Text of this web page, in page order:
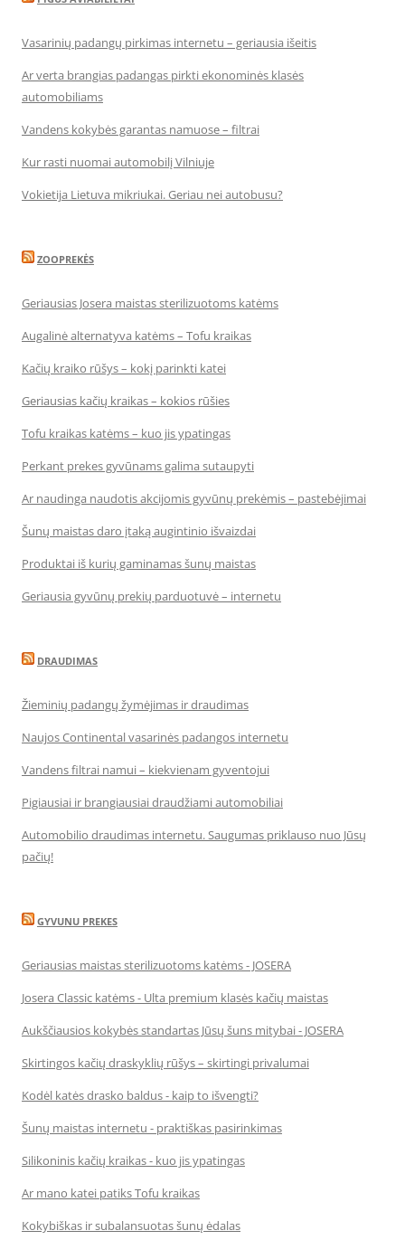
Vasarinių padangų pirkimas internetu – geriausia išeitis
Ar verta brangias padangas pirkti ekonominės klasės
automobiliams
Vandens kokybės garantas namuose – filtrai
Kur rasti nuomai automobilį Vilniuje
Vokietija Lietuva mikriukai. Geriau nei autobusu?
ZOOPREKĖS
Geriausias Josera maistas sterilizuotoms katėms
Augalinė alternatyva katėms – Tofu kraikas
Kačių kraiko rūšys – kokį parinkti katei
Geriausias kačių kraikas – kokios rūšies
Tofu kraikas katėms – kuo jis ypatingas
Perkant prekes gyvūnams galima sutaupyti
Ar naudinga naudotis akcijomis gyvūnų prekėmis – pastebėjimai
Šunų maistas daro įtaką augintinio išvaizdai
Produktai iš kurių gaminamas šunų maistas
Geriausia gyvūnų prekių parduotuvė – internetu
DRAUDIMAS
Žieminių padangų žymėjimas ir draudimas
Naujos Continental vasarinės padangos internetu
Vandens filtrai namui – kiekvienam gyventojui
Pigiausiai ir brangiausiai draudžiami automobiliai
Automobilio draudimas internetu. Saugumas priklauso nuo Jūsų
pačių!
GYVUNU PREKES
Geriausias maistas sterilizuotoms katėms - JOSERA
Josera Classic katėms - Ulta premium klasės kačių maistas
Aukščiausios kokybės standartas Jūsų šuns mitybai - JOSERA
Skirtingos kačių draskyklių rūšys – skirtingi privalumai
Kodėl katės drasko baldus - kaip to išvengti?
Šunų maistas internetu - praktiškas pasirinkimas
Silikoninis kačių kraikas - kuo jis ypatingas
Ar mano katei patiks Tofu kraikas
Kokybiškas ir subalansuotas šunų ėdalas